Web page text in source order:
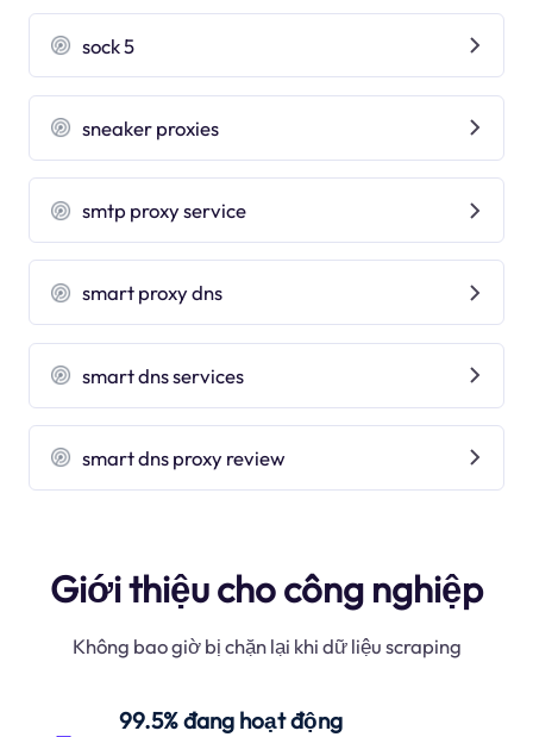
sock 5
sneaker proxies
smtp proxy service
smart proxy dns
smart dns services
smart dns proxy review
Giới thiệu cho công nghiệp
Không bao giờ bị chặn lại khi dữ liệu scraping
99.5% đang hoạt động